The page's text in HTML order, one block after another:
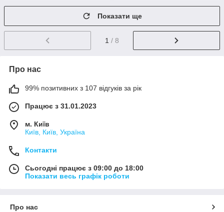
Показати ще
1 / 8
Про нас
99% позитивних з 107 відгуків за рік
Працює з 31.01.2023
м. Київ
Київ, Київ, Україна
Контакти
Сьогодні працює з 09:00 до 18:00
Показати весь графік роботи
Про нас